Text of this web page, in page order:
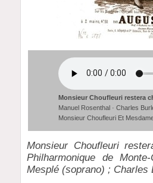
Monsieur Choufleuri restera
Manuel Rosenthal · Charles
Monsieur Choufleuri Et
Monsieur Choufleuri
Philharmonique de
Mesplé (soprano) ; Charles